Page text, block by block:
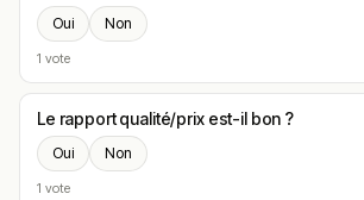
passionné
pâté lorrain
– Pâté lorrain
tartare et frites maison
accompagné de frites maison
Oui Non
1 vote
Le rapport qualité/prix est-il bon ?
Oui Non
1 vote